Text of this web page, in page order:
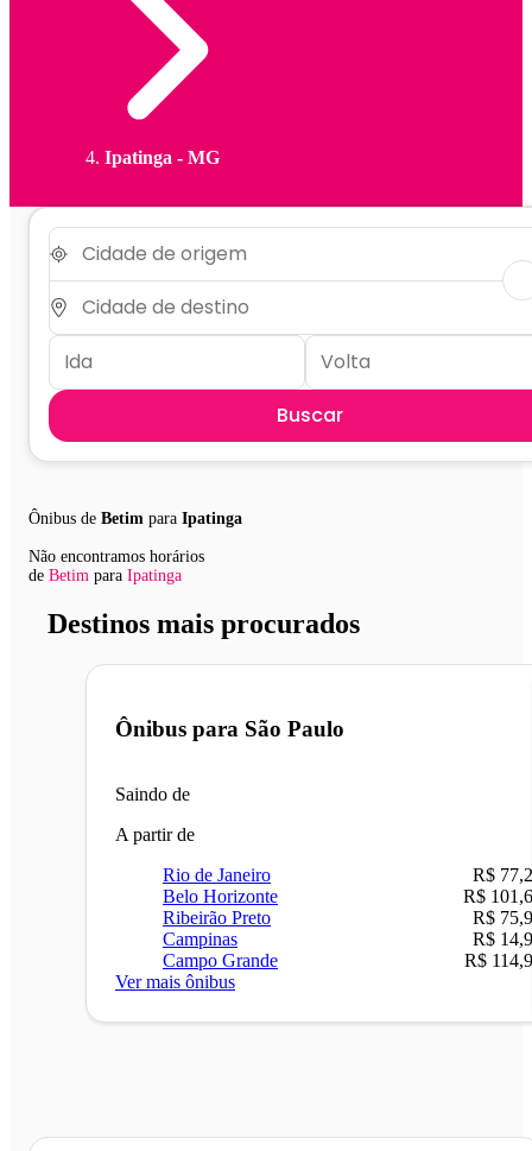
Ipatinga - MG
Buscar
Ônibus de Betim para Ipatinga
Não encontramos horários
de Betim para Ipatinga
Destinos mais procurados
Ônibus para São Paulo
Saindo de
A partir de
Rio de Janeiro
R$
Belo Horizonte
R$
Ribeirão Preto
R$
Campinas
R$
Campo Grande
R$
Ver mais ônibus